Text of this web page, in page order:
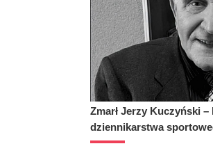
Zmarł Jerzy Kuczyński
dziennikarstwa